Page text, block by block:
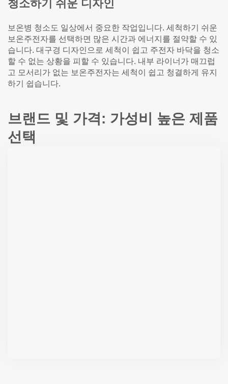
청소하기 쉬운 디자인
보온병 청소도 일상에서 중요한 작업입니다. 세척하기 쉬운
보온주전자를 선택하면 많은 시간과 에너지를 절약할 수 있
습니다. 대구경 디자인으로 세척이 쉽고 주전자 바닥을 청소
할 수 없는 상황을 피할 수 있습니다. 내부 라이너가 매끄럽
고 모서리가 없는 보온주전자는 세척이 쉽고 청결하게 유지
하기 쉽습니다.
브랜드 및 가격: 가성비 높은 제품
선택